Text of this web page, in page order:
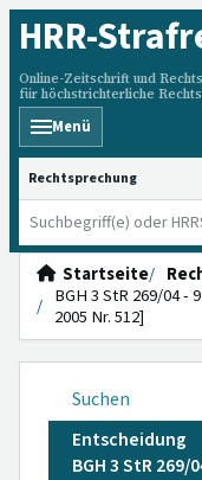
HRR-
Online-Zeitschrift und
für höchstrichterliche
Menü
HRRS durchsuchen
Startseite
BGH 3 StR 269/04 -
2005 Nr. 512]
Suchen
Entscheidung
BGH 3 StR 269/